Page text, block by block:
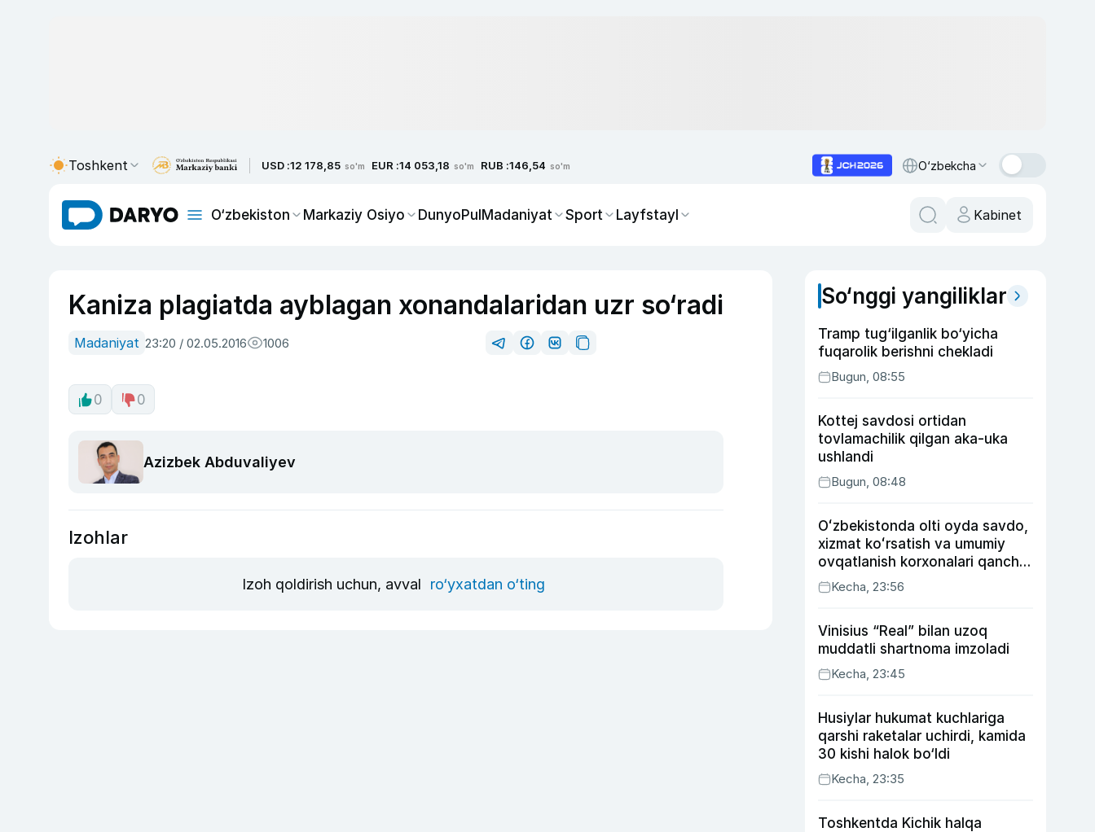
Toshkent USD :12 178,85 so'm EUR :14 053,18 so'm RUB :146,54 so'm O‘zbekcha
O‘zbekiston Markaziy Osiyo DunyoPulMadaniyat Sport Layfstayl Kabinet
Kaniza plagiatda ayblagan xonandalaridan uzr so‘radi
Madaniyat 23:20 / 02.05.2016 1006
0 0
Azizbek Abduvaliyev
Izohlar
Izoh qoldirish uchun, avval ro‘yxatdan o‘ting
So‘nggi yangiliklar
Tramp tug‘ilganlik bo‘yicha
fuqarolik berishni chekladi
Bugun, 08:55
Kottej savdosi ortidan
tovlamachilik qilgan aka-uka
ushlandi
Bugun, 08:48
Oʻzbekistonda olti oyda savdo,
xizmat koʻrsatish va umumiy
ovqatlanish korxonalari qancha
soliq toʻlagani ochiqlandi
Kecha, 23:56
Vinisius “Real” bilan uzoq
muddatli shartnoma imzoladi
Kecha, 23:45
Husiylar hukumat kuchlariga
qarshi raketalar uchirdi, kamida
30 kishi halok bo‘ldi
Kecha, 23:35
Toshkentda Kichik halqa